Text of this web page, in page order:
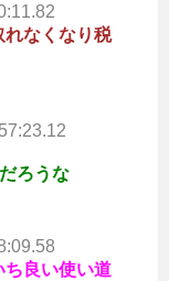
れなくなり税
ろうな
ち良い使い道